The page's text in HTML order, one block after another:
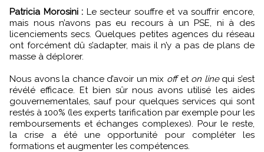
Patricia Morosini : Le secteur souffre et va souffrir encore,
mais nous n’avons pas eu recours à un PSE, ni à des
licenciements secs. Quelques petites agences du réseau
ont forcément dû s’adapter, mais il n’y a pas de plans de
masse à déplorer.
Nous avons la chance d’avoir un mix offet on linequi s’est
révélé efficace. Et bien sûr nous avons utilisé les aides
gouvernementales, sauf pour quelques services qui sont
restés à 100% (les experts tarification par exemple pour les
remboursements et échanges complexes). Pour le reste,
la crise a été une opportunité pour compléter les
formations et augmenter les compétences.